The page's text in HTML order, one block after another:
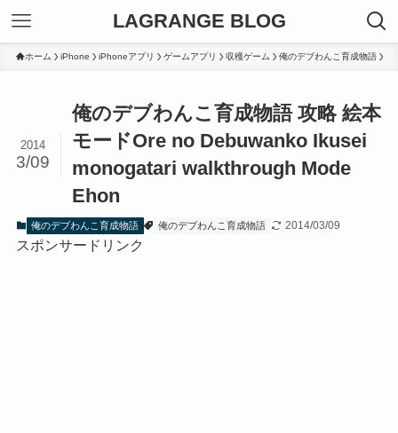
LAGRANGE BLOG
ホーム iPhone iPhoneアプリ ゲームアプリ 収穫ゲーム 俺のデブわんこ育成物語
俺のデブわんこ育成物語 攻略 絵本
モードOre no Debuwanko Ikusei
monogatari walkthrough Mode
Ehon
2014
3/09
俺のデブわんこ育成物語 俺のデブわんこ育成物語 2014/03/09
スポンサードリンク